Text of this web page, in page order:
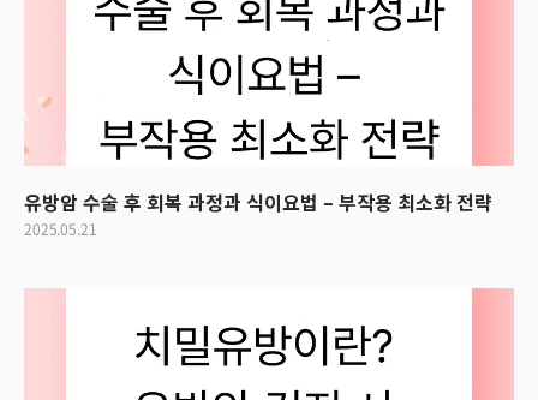
유방암 수술 후 회복 과정과 식이요법 – 부작용 최소화 전략
2025.05.21